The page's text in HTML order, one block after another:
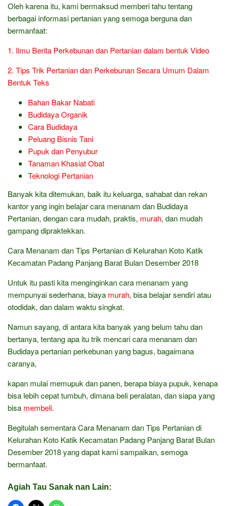
Oleh karena itu, kami bermaksud memberi tahu tentang
berbagai informasi pertanian yang semoga berguna dan
bermanfaat:
1. Ilmu Berita Perkebunan dan Pertanian dalam bentuk Video
2. Tips Trik Pertanian dan Perkebunan Secara Umum Dalam
Bentuk Teks
Bahan Bakar Nabati
Budidaya Organik
Cara Budidaya
Peluang Bisnis Tani
Pupuk dan Penyubur
Tanaman Khasiat Obat
Teknologi Pertanian
Banyak kita ditemukan, baik itu keluarga, sahabat dan rekan
kantor yang ingin belajar cara menanam dan Budidaya
Pertanian, dengan cara mudah, praktis, murah, dan mudah
gampang dipraktekkan.
Cara Menanam dan Tips Pertanian di Kelurahan Koto Katik
Kecamatan Padang Panjang Barat Bulan Desember 2018
Untuk itu pasti kita menginginkan cara menanam yang
mempunyai sederhana, biaya murah, bisa belajar sendiri atau
otodidak, dan dalam waktu singkat.
Namun sayang, di antara kita banyak yang belum tahu dan
bertanya, tentang apa itu trik mencari cara menanam dan
Budidaya pertanian perkebunan yang bagus, bagaimana
caranya,
kapan mulai memupuk dan panen, berapa biaya pupuk, kenapa
bisa lebih cepat tumbuh, dimana beli peralatan, dan siapa yang
bisa membeli.
Begitulah sementara Cara Menanam dan Tips Pertanian di
Kelurahan Koto Katik Kecamatan Padang Panjang Barat Bulan
Desember 2018 yang dapat kami sampaikan, semoga
bermanfaat.
Agiah Tau Sanak nan Lain: